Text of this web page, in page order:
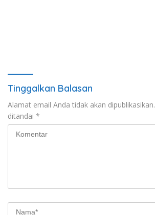
Tinggalkan Balasan
Alamat email Anda tidak akan dipublikasikan.
ditandai *